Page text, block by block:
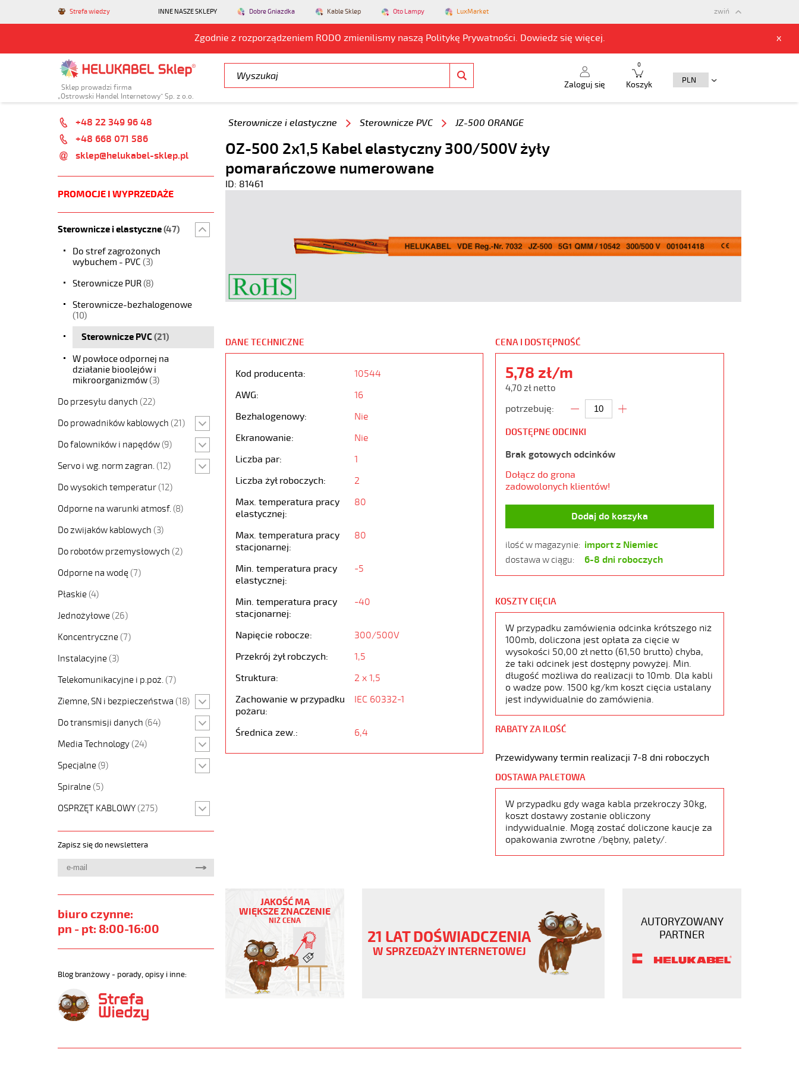
Strefa wiedzy INNE NASZE SKLEPY Dobre Gniazdka Kable Sklep Oto Lampy LuxMarket
Zgodnie z rozporządzeniem RODO zmienilismy naszą Politykę Prywatności. Dowiedz się więcej. x
zwiń
Sklep prowadzi firma
„Ostrowski Handel Internetowy” Sp. z o.o.
Zaloguj się Koszyk
0
+48 22 349 96 48
+48 668 071 586
sklep@helukabel-sklep.pl
PROMOCJE I WYPRZEDAŻE
Sterownicze i elastyczne(47)
Do stref zagrożonych
wybuchem - PVC (3)
Sterownicze PUR(8)
Sterownicze-bezhalogenowe
(10)
Sterownicze PVC(21)
W powłoce odpornej na
działanie bioolejów i
mikroorganizmów(3)
Do przesyłu danych (22)
Do prowadników kablowych (21)
Do falowników i napędów (9)
Servo i wg. norm zagran. (12)
Do wysokich temperatur (12)
Odporne na warunki atmosf. (8)
Do zwijaków kablowych (3)
Do robotów przemysłowych (2)
Odporne na wodę (7)
Płaskie (4)
Jednożyłowe (26)
Koncentryczne (7)
Instalacyjne (3)
Telekomunikacyjne i p.poż. (7)
Ziemne, SN i bezpieczeństwa (18)
Do transmisji danych (64)
Media Technology (24)
Specjalne (9)
Spiralne (5)
OSPRZĘT KABLOWY (275)
Zapisz się do newslettera
biuro czynne:
pn - pt: 8:00-16:00
Blog branżowy - porady, opisy i inne:
Sterownicze i elastyczne Sterownicze PVC JZ-500 ORANGE
OZ-500 2x1,5 Kabel elastyczny 300/500V żyły
pomarańczowe numerowane
ID: 81461
DANE TECHNICZNE
Kod producenta:
10544
AWG:
16
Bezhalogenowy:
Nie
Ekranowanie:
Nie
Liczba par:
1
Liczba żył roboczych:
2
Max. temperatura pracy
elastycznej:
80
Max. temperatura pracy
stacjonarnej:
80
Min. temperatura pracy
elastycznej:
-5
Min. temperatura pracy
stacjonarnej:
-40
Napięcie robocze:
300/500V
Przekrój żył robczych:
1,5
Struktura:
2 x 1,5
Zachowanie w przypadku
pożaru:
IEC 60332-1
Średnica zew.: 6,4
CENA I DOSTĘPNOŚĆ
5,78 zł/m
4,70 zł netto
potrzebuję:
DOSTĘPNE ODCINKI
Brak gotowych odcinków
Dołącz do grona
zadowolonych klientów!
Dodaj do koszyka
ilość w magazynie: import z Niemiec
dostawa w ciągu: 6-8 dni roboczych
KOSZTY CIĘCIA
W przypadku zamówienia odcinka krótszego niż
100mb, doliczona jest opłata za cięcie w
wysokości 50,00 zł netto (61,50 brutto) chyba,
że taki odcinek jest dostępny powyżej. Min.
długość możliwa do realizacji to 10mb. Dla kabli
o wadze pow. 1500 kg/km koszt cięcia ustalany
jest indywidualnie do zamówienia.
RABATY ZA ILOŚĆ
Przewidywany termin realizacji 7-8 dni roboczych
DOSTAWA PALETOWA
W przypadku gdy waga kabla przekroczy 30kg,
koszt dostawy zostanie obliczony
indywidualnie. Mogą zostać doliczone kaucje za
opakowania zwrotne /bębny, palety/.
2x1,5
Kabel
300/500V
pomarańczowe
numerowane
https://www.static.helukabel-
https://www.helukabel-
JAKOŚĆ MA
WIĘKSZE ZNACZENIE
NIŻ CENA
21 LAT DOŚWIADCZENIA
W SPRZEDAŻY INTERNETOWEJ
AUTORYZOWANY
PARTNER